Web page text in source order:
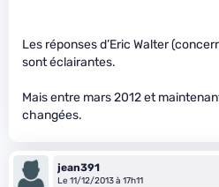
Les réponses d’Eric Walter
sont éclairantes.
Mais entre mars 2012 et
changées.
jean391
Le 11/12/2013 à 17h11